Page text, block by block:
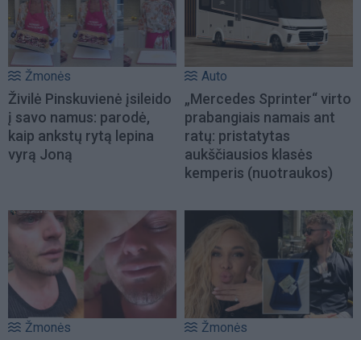
Žmonės
Živilė Pinskuvienė įsileido
į savo namus: parodė,
kaip ankstų rytą lepina
vyrą Joną
Auto
„Mercedes Sprinter“ virto
prabangiais namais ant
ratų: pristatytas
aukščiausios klasės
kemperis (nuotraukos)
Žmonės Žmonės